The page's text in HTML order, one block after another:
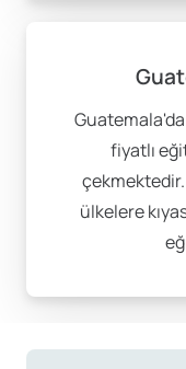
fiyatlı
ülkelere